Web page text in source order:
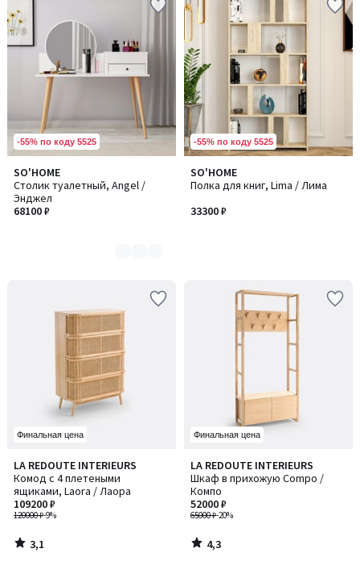
-55% по коду 5525
SO'HOME
Столик туалетный, Angel /
Энджел
68100 ₽
Количество
цветов:
2
-55% по коду 5525
SO'HOME
Полка для книг, Lima / Лима
33300 ₽
Финальная цена
LA REDOUTE INTERIEURS
Комод с 4 плетеными
ящиками, Laora / Лаора
120000 ₽-9%
109200 ₽
3,1
/ 5
3,1
/
Финальная цена
LA REDOUTE INTERIEURS
Шкаф в прихожую Compo /
Компо
65000 ₽-20%
52000 ₽
4,3
/ 5
4,3
/